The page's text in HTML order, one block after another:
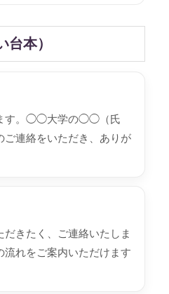
台本）
ます。◯◯大学の◯◯（氏
ご連絡をいただき、ありが
だきたく、ご連絡いたしま
流れをご案内いただけます